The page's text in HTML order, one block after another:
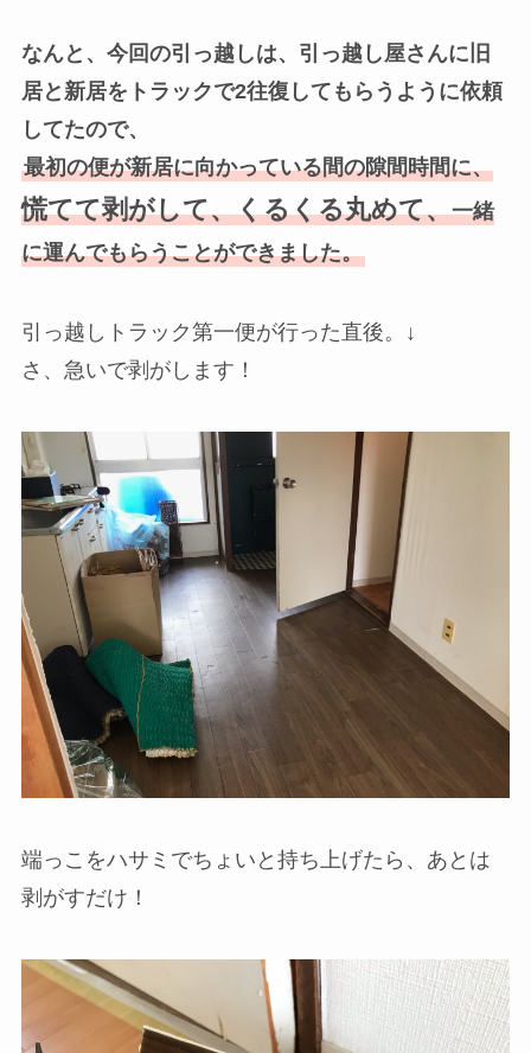
なんと、今回の引っ越しは、引っ越し屋さんに旧
居と新居をトラックで2往復してもらうように依頼
してたので、
最初の便が新居に向かっている間の隙間時間に、
慌てて剥がして、くるくる丸めて、一緒
に運んでもらうことができました。
引っ越しトラック第一便が行った直後。↓
さ、急いで剥がします！
端っこをハサミでちょいと持ち上げたら、あとは
剥がすだけ！